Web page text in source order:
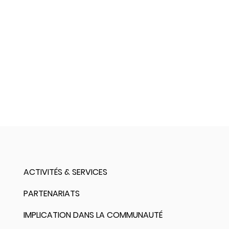
ACTIVITÉS & SERVICES
PARTENARIATS
IMPLICATION DANS LA COMMUNAUTÉ